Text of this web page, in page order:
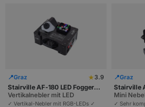
📍Graz ★ 3.9
Stairville AF-180 LED Fogger
Co2 FX DMX
Vertikalnebler mit LED
✓ Vertikal-Nebler mit RGB-LEDs ✓
📍Graz
Stairville
Machine
Mini
✓ Sehr